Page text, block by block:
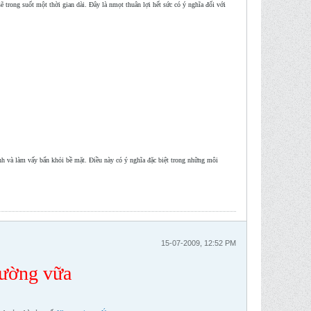
trong suốt một thời gian dài. Đây là nmọt thuân lợi hết sức có ý nghĩa đối với
và làm vấy bẩn khỏi bề mặt. Điều này có ý nghĩa đặc biệt trong những môi
15-07-2009, 12:52 PM
vữa